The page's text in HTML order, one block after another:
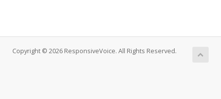
Copyright © 2026 ResponsiveVoice. All Rights Reserved.